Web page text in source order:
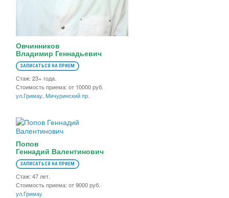
Овчинников
Владимир Геннадьевич
ЗАПИСАТЬСЯ НА ПРИЕМ
Стаж: 23+ года.
Стоимость приема: от 10000 руб.
ул.Гримау, Мичуринский пр.
Попов
Геннадий Валентинович
ЗАПИСАТЬСЯ НА ПРИЕМ
Стаж: 47 лет.
Стоимость приема: от 9000 руб.
ул.Гримау